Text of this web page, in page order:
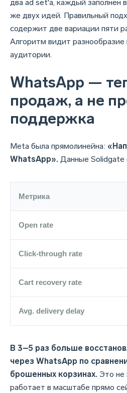
два ad set'а, каждый заполнен
же двух идей. Правильный
содержит две вариации пяти
Алгоритм видит разнообразие
аудитории.
WhatsApp —
продаж, а не
поддержка
Meta была прямолинейна:
WhatsApp». Данные Solidgate
Метрика
Open rate
Click-through rate
Cart recovery rate
Avg. delivery delay
В 3–5 раз больше
через WhatsApp по
брошенных корзинах. Это не
работает в масштабе прямо